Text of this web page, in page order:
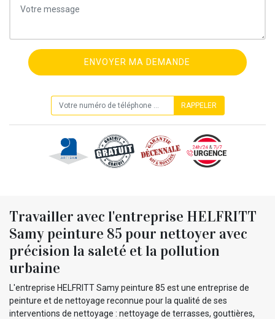
Travailler avec l'entreprise HELFRITT
Samy peinture 85 pour nettoyer avec
précision la saleté et la pollution
urbaine
L'entreprise HELFRITT Samy peinture 85 est une entreprise de
peinture et de nettoyage reconnue pour la qualité de ses
interventions de nettoyage : nettoyage de terrasses, gouttières,